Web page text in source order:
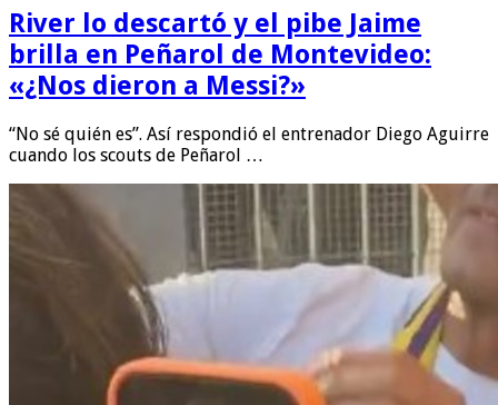
River lo descartó y el pibe Jaime
brilla en Peñarol de Montevideo:
«¿Nos dieron a Messi?»
“No sé quién es”. Así respondió el entrenador Diego Aguirre
cuando los scouts de Peñarol …